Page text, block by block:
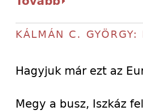
KÁLMÁN C.
Hagyjuk már ezt az
Megy a busz, Iszkáz